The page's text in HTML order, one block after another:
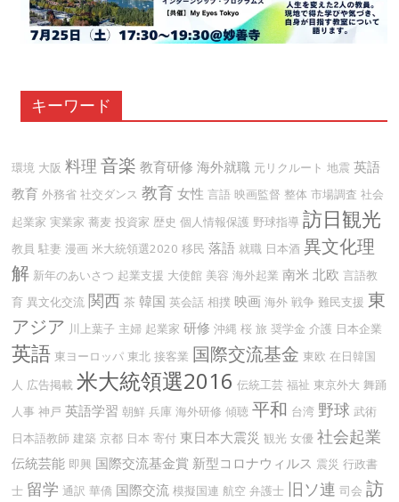
キーワード
環境 大阪 料理 音楽 教育研修 海外就職 元リクルート 地震 英語
教育 外務省 社交ダンス 教育 女性 言語 映画監督 整体 市場調査 社会
起業家 実業家 蕎麦 投資家 歴史 個人情報保護 野球指導 訪日観光
教員 駐妻 漫画 米大統領選2020 移民 落語 就職 日本酒 異文化理
解 新年のあいさつ 起業支援 大使館 美容 海外起業 南米 北欧 言語教
育 異文化交流 関西 茶 韓国 英会話 相撲 映画 海外 戦争 難民支援 東
アジア 川上葉子 主婦 起業家 研修 沖縄 桜 旅 奨学金 介護 日本企業
英語 東ヨーロッパ 東北 接客業 国際交流基金 東欧 在日韓国
人 広告掲載 米大統領選2016 伝統工芸 福祉 東京外大 舞踊
人事 神戸 英語学習 朝鮮 兵庫 海外研修 傾聴 平和 台湾 野球 武術
日本語教師 建築 京都 日本 寄付 東日本大震災 観光 女優 社会起業
伝統芸能 即興 国際交流基金賞 新型コロナウィルス 震災 行政書
士 留学 通訳 華僑 国際交流 模擬国連 航空 弁護士 旧ソ連 司会 訪